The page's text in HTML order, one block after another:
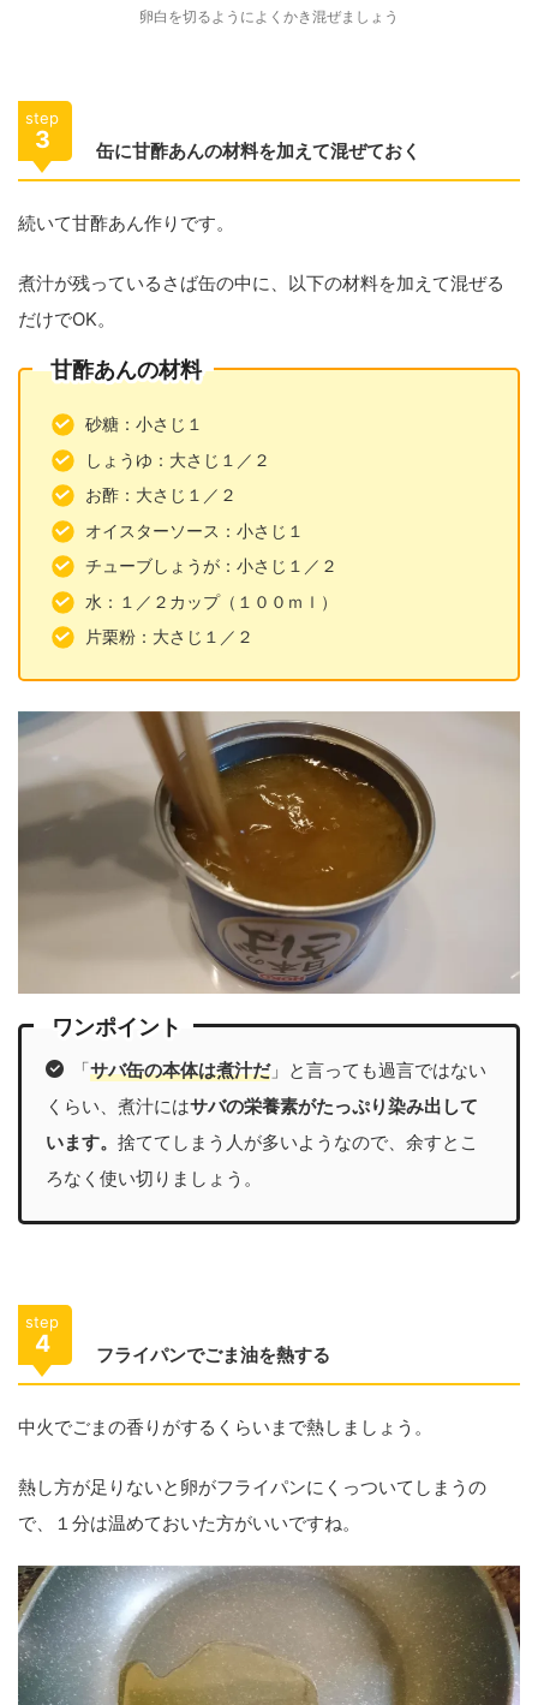
卵白を切るようによくかき混ぜましょう
step
3 缶に甘酢あんの材料を加えて混ぜておく
続いて甘酢あん作りです。
煮汁が残っているさば缶の中に、以下の材料を加えて混ぜる
だけでOK。
甘酢あんの材料
砂糖：小さじ１
しょうゆ：大さじ１／２
お酢：大さじ１／２
オイスターソース：小さじ１
チューブしょうが：小さじ１／２
水：１／２カップ（１００ｍｌ）
片栗粉：大さじ１／２
ワンポイント
「サバ缶の本体は煮汁だ」と言っても過言ではない
くらい、煮汁にはサバの栄養素がたっぷり染み出して
います。 捨ててしまう人が多いようなので、余すとこ
ろなく使い切りましょう。
step
4 フライパンでごま油を熱する
中火でごまの香りがするくらいまで熱しましょう。
熱し方が足りないと卵がフライパンにくっついてしまうの
で、１分は温めておいた方がいいですね。